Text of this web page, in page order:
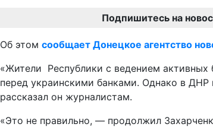
Подпишитесь на
Об этом сообщает Донецкое агентство
«Жители Республики с ведением активных
перед украинскими банками. Однако в
рассказал он журналистам.
«Это не правильно, — продолжил